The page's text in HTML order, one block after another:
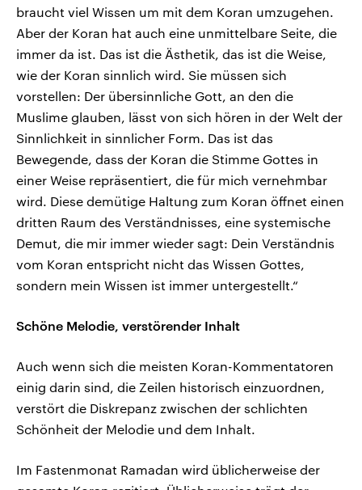
braucht viel Wissen um mit dem Koran umzugehen.
Aber der Koran hat auch eine unmittelbare Seite, die
immer da ist. Das ist die Ästhetik, das ist die Weise,
wie der Koran sinnlich wird. Sie müssen sich
vorstellen: Der übersinnliche Gott, an den die
Muslime glauben, lässt von sich hören in der Welt der
Sinnlichkeit in sinnlicher Form. Das ist das
Bewegende, dass der Koran die Stimme Gottes in
einer Weise repräsentiert, die für mich vernehmbar
wird. Diese demütige Haltung zum Koran öffnet einen
dritten Raum des Verständnisses, eine systemische
Demut, die mir immer wieder sagt: Dein Verständnis
vom Koran entspricht nicht das Wissen Gottes,
sondern mein Wissen ist immer untergestellt.“
Schöne Melodie, verstörender Inhalt
Auch wenn sich die meisten Koran-Kommentatoren
einig darin sind, die Zeilen historisch einzuordnen,
verstört die Diskrepanz zwischen der schlichten
Schönheit der Melodie und dem Inhalt.
Im Fastenmonat Ramadan wird üblicherweise der